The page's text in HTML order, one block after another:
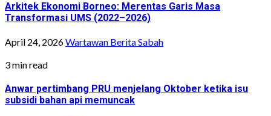
Arkitek Ekonomi Borneo: Merentas Garis Masa
Transformasi UMS (2022–2026)
April 24, 2026Wartawan Berita Sabah
3 min read
Anwar pertimbang PRU menjelang Oktober ketika isu
subsidi bahan api memuncak